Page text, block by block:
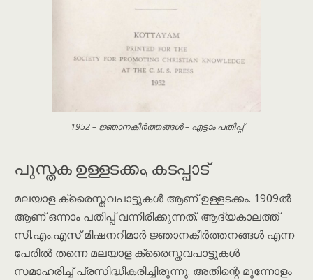
1952 – ജ്ഞാനകീർത്തങ്ങൾ – എട്ടാം പതിപ്പ്
പുസ്തക ഉള്ളടക്കം, കടപ്പാട്
മലയാള ക്രൈസ്തവപാട്ടുകൾ ആണ് ഉള്ളടക്കം. 1909ൽ
ആണ് ഒന്നാം പതിപ്പ് വന്നിരിക്കുന്നത്. ആദ്യകാലത്ത്
സി.എം.എസ് മിഷനറിമാർ ജ്ഞാനകീർത്തനങ്ങൾ എന്ന
പേരിൽ തന്നെ മലയാള ക്രൈസ്തവപാട്ടുകൾ
സമാഹരിച്ച് പ്രസിദ്ധീകരിച്ചിരുന്നു. അതിന്റെ മൂന്നോളം